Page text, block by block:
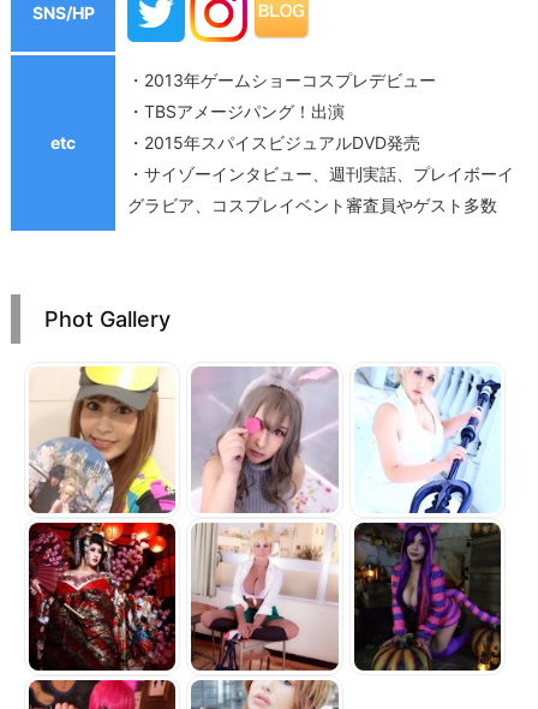
SNS/HP
etc
・2013年ゲームショーコスプレデビュー
・TBSアメージパング！出演
・2015年スパイスビジュアルDVD発売
・サイゾーインタビュー、週刊実話、プレイボーイ
グラビア、コスプレイベント審査員やゲスト多数
Phot Gallery